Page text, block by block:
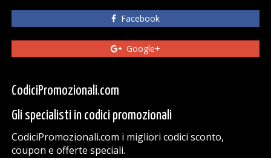
Facebook
Google+
CodiciPromozionali.com
Gli specialisti in codici promozionali
CodiciPromozionali.com i migliori codici sconto,
coupon e offerte speciali.